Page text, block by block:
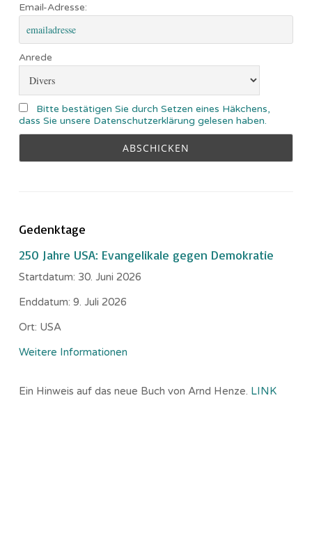
Email-Adresse:
Anrede
Bitte bestätigen Sie durch Setzen eines Häkchens,
dass Sie unsere Datenschutzerklärung gelesen haben.
Gedenktage
250 Jahre USA: Evangelikale gegen Demokratie
Startdatum: 30. Juni 2026
Enddatum: 9. Juli 2026
Ort: USA
Weitere Informationen
Ein Hinweis auf das neue Buch von Arnd Henze. LINK